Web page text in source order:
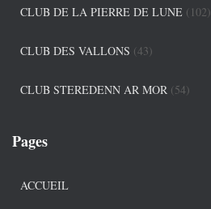
CLUB DE LA PIERRE DE LUNE (102)
CLUB DES VALLONS (43)
CLUB STEREDENN AR MOR (54)
Pages
ACCUEIL